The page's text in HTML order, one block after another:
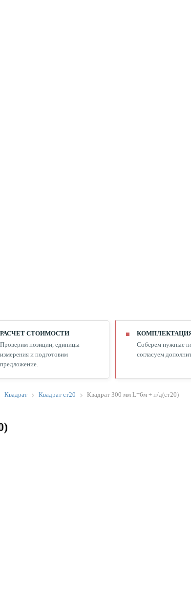
РАСЧЕТ СТОИМОСТИ
Проверим позиции, единицы
измерения и подготовим
предложение.
Соберем нужные
согласуем
Квадрат Квадрат ст20 Квадрат 300 мм L=6м + н/д(ст20)